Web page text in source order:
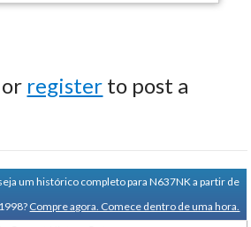
or register to post a
um histórico completo para N637NK a partir de
1998? Compre agora. Comece dentro de uma hora.